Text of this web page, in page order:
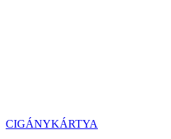
CIGÁNYKÁRTYA